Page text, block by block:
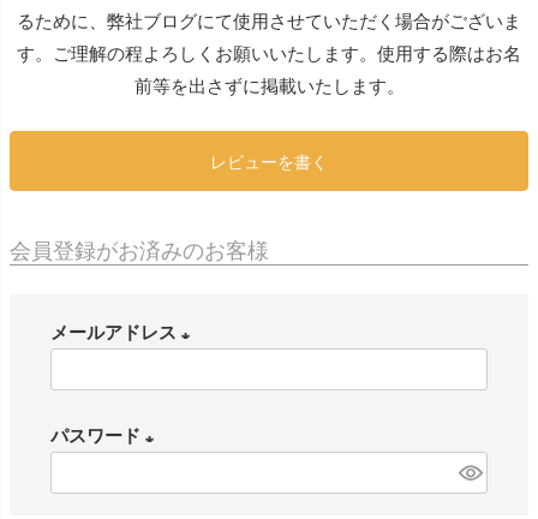
るために、弊社ブログにて使用させていただく場合がございま
す。ご理解の程よろしくお願いいたします。使用する際はお名
前等を出さずに掲載いたします。
レビューを書く
会員登録がお済みのお客様
メールアドレス
パスワード